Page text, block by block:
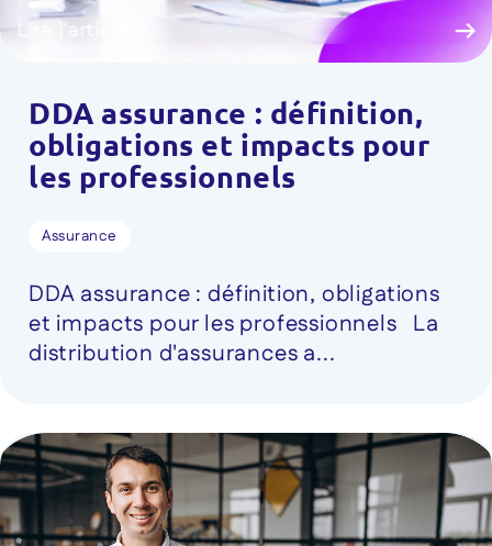
Lire l'article
DDA assurance : définition,
obligations et impacts pour
les professionnels
Assurance
DDA assurance : définition, obligations
et impacts pour les professionnels La
distribution d'assurances a...